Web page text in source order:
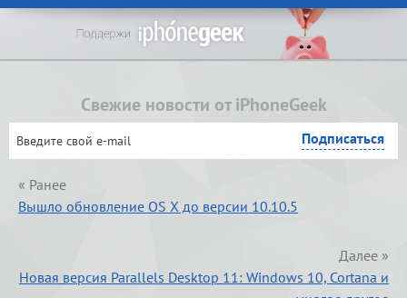
Свежие новости от iPhoneGeek
« Ранее
Вышло обновление OS X до версии 10.10.5
Далее »
Новая версия Parallels Desktop 11: Windows 10, Cortana и